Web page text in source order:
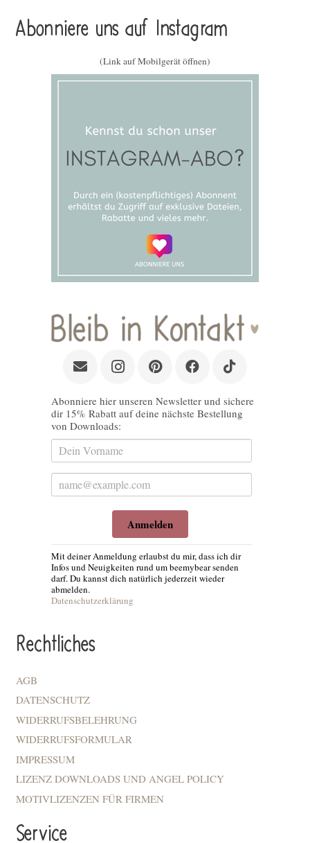
Abonniere uns auf Instagram
(Link auf Mobilgerät öffnen)
Abonniere hier unseren Newsletter und sichere
dir 15% Rabatt auf deine nächste Bestellung
von Downloads:
Anmelden
Mit deiner Anmeldung erlaubst du mir, dass ich dir
Infos und Neuigkeiten rund um beemybear senden
darf. Du kannst dich natürlich jederzeit wieder
abmelden.
Datenschutzerklärung
Rechtliches
AGB
DATENSCHUTZ
WIDERRUFSBELEHRUNG
WIDERRUFSFORMULAR
IMPRESSUM
LIZENZ DOWNLOADS UND ANGEL POLICY
MOTIVLIZENZEN FÜR FIRMEN
Service